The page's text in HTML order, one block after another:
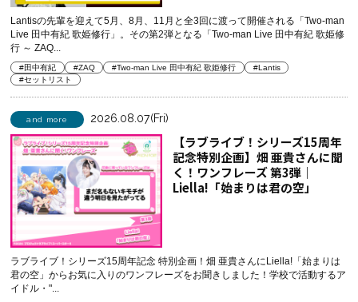
Lantisの先輩を迎えて5月、8月、11月と全3回に渡って開催される「Two-man
Live 田中有紀 歌姫修行」。その第2弾となる「Two-man Live 田中有紀 歌姫修
行 ～ ZAQ...
#田中有紀 #ZAQ #Two-man Live 田中有紀 歌姫修行
#Lantis
#セットリスト
and more 2026.08.07(Fri)
【ラブライブ！シリーズ15周年
記念特別企画】畑 亜貴さんに聞
く！ワンフレーズ 第3弾｜
Liella!「始まりは君の空」
ラブライブ！シリーズ15周年記念 特別企画！畑 亜貴さんにLiella!「始まりは
君の空」からお気に入りのワンフレーズをお聞きしました！学校で活動するア
イドル・"...